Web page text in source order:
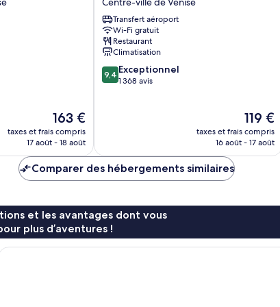
Le
nouveau
prix
de
163 €
163 €
taxes et frais compris
17 août - 18 août
Centre-
ville
de
Venise
Transfert aéroport
Wi-Fi gratuit
Restaurant
Climatisation
9.4
sur
9,4 Exceptionnel
1 368 avis
Le
nouveau
prix
119 €
taxes et frais compris
16 août - 17 août
Comparer des hébergements similaires
et les avantages dont vous
plus d’aventures !